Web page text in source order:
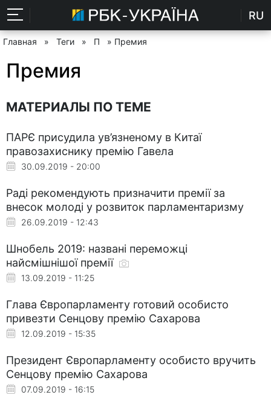
RU
Главная » Теги » П » Премия
Премия
МАТЕРИАЛЫ ПО ТЕМЕ
ПАРЄ присудила ув’язненому в Китаї
правозахиснику премію Гавела
30.09.2019 - 20:00
Раді рекомендують призначити премії за
внесок молоді у розвиток парламентаризму
26.09.2019 - 12:43
Шнобель 2019: названі переможці
найсмішнішої премії
13.09.2019 - 11:25
Глава Європарламенту готовий особисто
привезти Сенцову премію Сахарова
12.09.2019 - 15:35
Президент Європарламенту особисто вручить
Сенцову премію Сахарова
07.09.2019 - 16:15